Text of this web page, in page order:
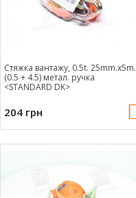
Стяжка вантажу, 0.5t. 25mm.x5m.
(0.5 + 4.5) метал. ручка
<STANDARD DK>
204 грн